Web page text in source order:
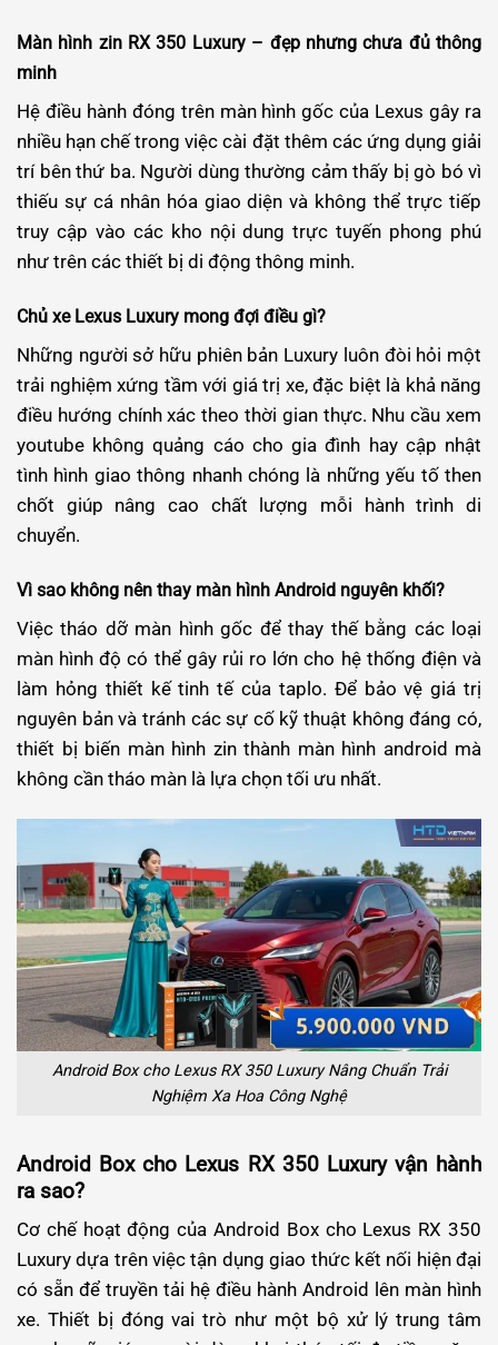
Màn hình zin RX 350 Luxury – đẹp nhưng chưa đủ thông
minh
Hệ điều hành đóng trên màn hình gốc của Lexus gây ra
nhiều hạn chế trong việc cài đặt thêm các ứng dụng giải
trí bên thứ ba. Người dùng thường cảm thấy bị gò bó vì
thiếu sự cá nhân hóa giao diện và không thể trực tiếp
truy cập vào các kho nội dung trực tuyến phong phú
như trên các thiết bị di động thông minh.
Chủ xe Lexus Luxury mong đợi điều gì?
Những người sở hữu phiên bản Luxury luôn đòi hỏi một
trải nghiệm xứng tầm với giá trị xe, đặc biệt là khả năng
điều hướng chính xác theo thời gian thực. Nhu cầu xem
youtube không quảng cáo cho gia đình hay cập nhật
tình hình giao thông nhanh chóng là những yếu tố then
chốt giúp nâng cao chất lượng mỗi hành trình di
chuyển.
Vì sao không nên thay màn hình Android nguyên khối?
Việc tháo dỡ màn hình gốc để thay thế bằng các loại
màn hình độ có thể gây rủi ro lớn cho hệ thống điện và
làm hỏng thiết kế tinh tế của taplo. Để bảo vệ giá trị
nguyên bản và tránh các sự cố kỹ thuật không đáng có,
thiết bị biến màn hình zin thành màn hình android mà
không cần tháo màn là lựa chọn tối ưu nhất.
Android Box cho Lexus RX 350 Luxury Nâng Chuẩn Trải
Nghiệm Xa Hoa Công Nghệ
Android Box cho Lexus RX 350 Luxury vận hành
ra sao?
Cơ chế hoạt động của Android Box cho Lexus RX 350
Luxury dựa trên việc tận dụng giao thức kết nối hiện đại
có sẵn để truyền tải hệ điều hành Android lên màn hình
xe. Thiết bị đóng vai trò như một bộ xử lý trung tâm